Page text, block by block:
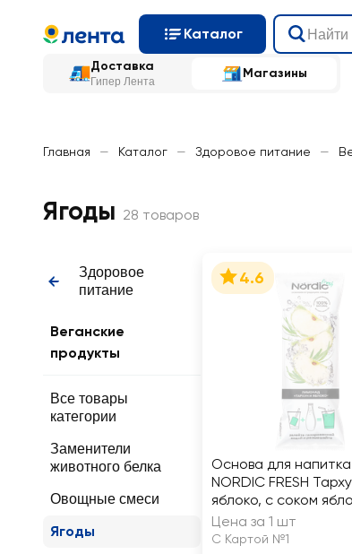
Каталог
Доставка
Гипер Лента
Магазины
Главная — Каталог — Здоровое питание —
Ягоды 28 товаров
Здоровое
питание
Веганские
продукты
Все товары
категории
Заменители
животного белка
Овощные смеси
Ягоды
4.6
Основа для напитка
NORDIC FRESH
яблоко, с соком
эстрагоном
Цена за 1 шт
С Картой №1